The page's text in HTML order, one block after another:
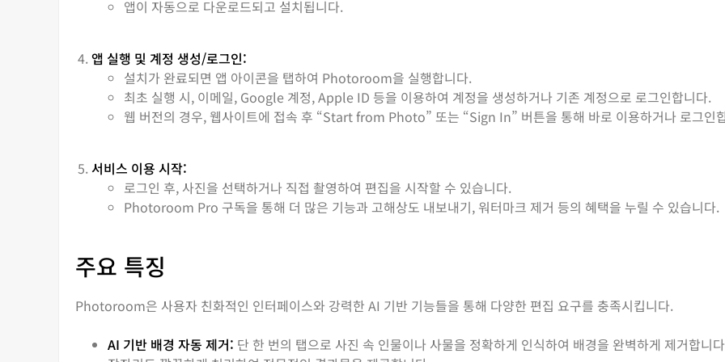
앱이 자동으로 다운로드되고 설치됩니다.
앱 실행 및 계정 생성/로그인:
설치가 완료되면 앱 아이콘을 탭하여 Photoroom을 실행합니다.
최초 실행 시, 이메일, Google 계정, Apple ID 등을 이용하여 계정을 생성하거나 기존 계정으로 로그인합니다.
웹 버전의 경우, 웹사이트에 접속 후 “Start from Photo” 또는 “Sign In” 버튼을 통해 바로 이용하거나 로그인
서비스 이용 시작:
로그인 후, 사진을 선택하거나 직접 촬영하여 편집을 시작할 수 있습니다.
Photoroom Pro 구독을 통해 더 많은 기능과 고해상도 내보내기, 워터마크 제거 등의 혜택을 누릴 수 있습니다.
주요 특징
Photoroom은 사용자 친화적인 인터페이스와 강력한 AI 기반 기능들을 통해 다양한 편집 요구를 충족시킵니다.
AI 기반 배경 자동 제거: 단 한 번의 탭으로 사진 속 인물이나 사물을 정확하게 인식하여 배경을 완벽하게 제거합니